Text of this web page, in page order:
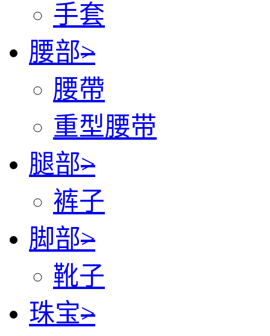
手套
腰部>
腰帶
重型腰带
腿部>
裤子
脚部>
靴子
珠宝>